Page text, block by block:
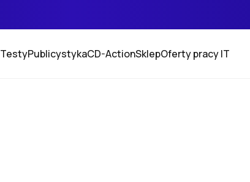
TestyPublicystykaCD-ActionSklepOferty pracy IT